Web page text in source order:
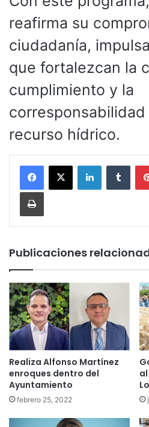
reafirma su
ciudadanía,
que fortalezcan la
cumplimiento y la
recurso hídrico.
LinkedIn
Imprimir
Publicaciones
Realiza Alfonso Martínez
enroques dentro del
Ayuntamiento
febrero 25, 2022